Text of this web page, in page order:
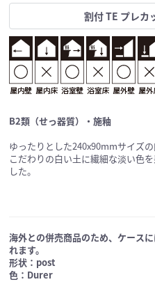
割付 TE プレカ
B2類（せっ器質）・施釉
ゆったりとした240x90mmサイズの
こだわりの白い土に繊細な淡い色
した。
海外との併売商品のため、ケース
れます。
形状：post
色：Durer